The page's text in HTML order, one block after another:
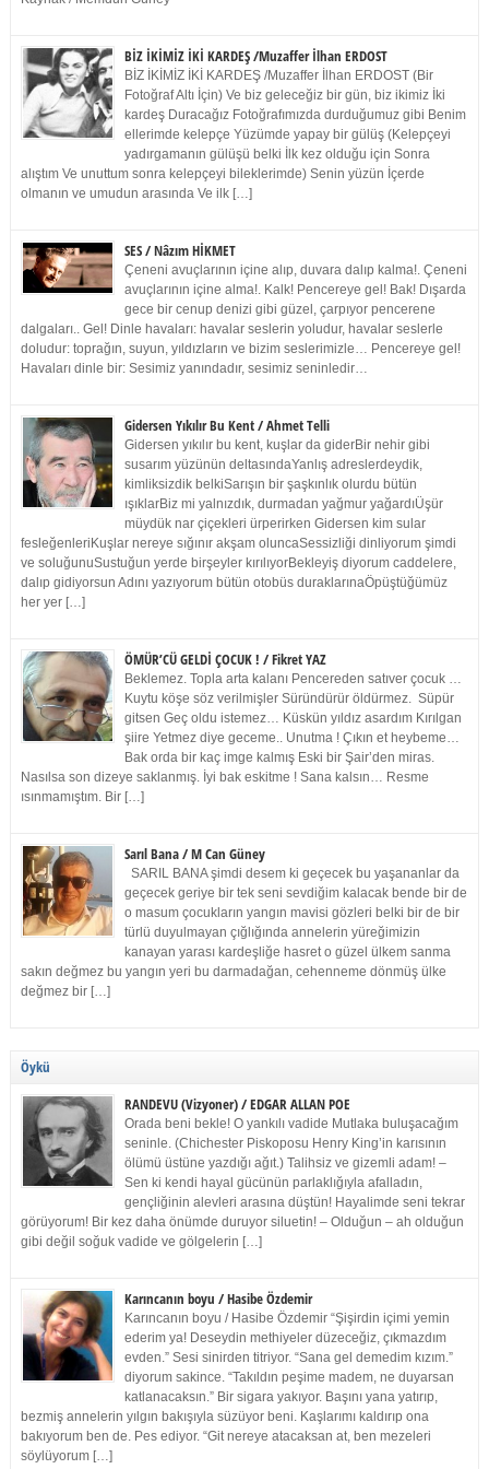
BİZ İKİMİZ İKİ KARDEŞ /Muzaffer İlhan ERDOST
BİZ İKİMİZ İKİ KARDEŞ /Muzaffer İlhan ERDOST (Bir
Fotoğraf Altı İçin) Ve biz geleceğiz bir gün, biz ikimiz İki
kardeş Duracağız Fotoğrafımızda durduğumuz gibi Benim
ellerimde kelepçe Yüzümde yapay bir gülüş (Kelepçeyi
yadırgamanın gülüşü belki İlk kez olduğu için Sonra
alıştım Ve unuttum sonra kelepçeyi bileklerimde) Senin yüzün İçerde
olmanın ve umudun arasında Ve ilk […]
SES / Nâzım HİKMET
Çeneni avuçlarının içine alıp, duvara dalıp kalma!. Çeneni
avuçlarının içine alma!. Kalk! Pencereye gel! Bak! Dışarda
gece bir cenup denizi gibi güzel, çarpıyor pencerene
dalgaları.. Gel! Dinle havaları: havalar seslerin yoludur, havalar seslerle
doludur: toprağın, suyun, yıldızların ve bizim seslerimizle… Pencereye gel!
Havaları dinle bir: Sesimiz yanındadır, sesimiz seninledir…
Gidersen Yıkılır Bu Kent / Ahmet Telli
Gidersen yıkılır bu kent, kuşlar da giderBir nehir gibi
susarım yüzünün deltasındaYanlış adreslerdeydik,
kimliksizdik belkiSarışın bir şaşkınlık olurdu bütün
ışıklarBiz mi yalnızdık, durmadan yağmur yağardıÜşür
müydük nar çiçekleri ürperirken Gidersen kim sular
fesleğenleriKuşlar nereye sığınır akşam oluncaSessizliği dinliyorum şimdi
ve soluğunuSustuğun yerde birşeyler kırılıyorBekleyiş diyorum caddelere,
dalıp gidiyorsun Adını yazıyorum bütün otobüs duraklarınaÖpüştüğümüz
her yer […]
ÖMÜR’CÜ GELDİ ÇOCUK ! / Fikret YAZ
Beklemez. Topla arta kalanı Pencereden satıver çocuk …
Kuytu köşe söz verilmişler Süründürür öldürmez. Süpür
gitsen Geç oldu istemez… Küskün yıldız asardım Kırılgan
şiire Yetmez diye geceme.. Unutma ! Çıkın et heybeme…
Bak orda bir kaç imge kalmış Eski bir Şair’den miras.
Nasılsa son dizeye saklanmış. İyi bak eskitme ! Sana kalsın… Resme
ısınmamıştım. Bir […]
Sarıl Bana / M Can Güney
SARIL BANA şimdi desem ki geçecek bu yaşananlar da
geçecek geriye bir tek seni sevdiğim kalacak bende bir de
o masum çocukların yangın mavisi gözleri belki bir de bir
türlü duyulmayan çığlığında annelerin yüreğimizin
kanayan yarası kardeşliğe hasret o güzel ülkem sanma
sakın değmez bu yangın yeri bu darmadağan, cehenneme dönmüş ülke
değmez bir […]
Öykü
RANDEVU (Vizyoner) / EDGAR ALLAN POE
Orada beni bekle! O yankılı vadide Mutlaka buluşacağım
seninle. (Chichester Piskoposu Henry King’in karısının
ölümü üstüne yazdığı ağıt.) Talihsiz ve gizemli adam! –
Sen ki kendi hayal gücünün parlaklığıyla afalladın,
gençliğinin alevleri arasına düştün! Hayalimde seni tekrar
görüyorum! Bir kez daha önümde duruyor siluetin! – Olduğun – ah olduğun
gibi değil soğuk vadide ve gölgelerin […]
Karıncanın boyu / Hasibe Özdemir
Karıncanın boyu / Hasibe Özdemir “Şişirdin içimi yemin
ederim ya! Deseydin methiyeler düzeceğiz, çıkmazdım
evden.” Sesi sinirden titriyor. “Sana gel demedim kızım.”
diyorum sakince. “Takıldın peşime madem, ne duyarsan
katlanacaksın.” Bir sigara yakıyor. Başını yana yatırıp,
bezmiş annelerin yılgın bakışıyla süzüyor beni. Kaşlarımı kaldırıp ona
bakıyorum ben de. Pes ediyor. “Git nereye atacaksan at, ben mezeleri
söylüyorum […]